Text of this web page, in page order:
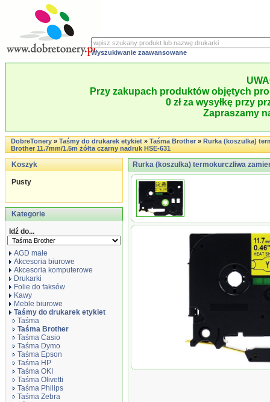
Wyszukiwanie zaawansowane
Przy zakupach produktów objętych
0 zł za wysyłkę przy
Zapraszamy
DobreTonery»Taśmy do drukarek etykiet»Taśma Brother»Rurka (koszulka)
Brother 11.7mm/1.5m żółta czarny nadruk HSE-631
Koszyk
Pusty
Kategorie
Idź do...
AGD małe
Akcesoria biurowe
Akcesoria komputerowe
Drukarki
Folie do faksów
Kawy
Meble biurowe
Taśmy do drukarek etykiet
Taśma
Taśma Brother
Taśma Casio
Taśma Dymo
Taśma Epson
Taśma HP
Taśma OKI
Taśma Olivetti
Taśma Philips
Taśma Zebra
Rurka (koszulka) termokurczliwa
Rurka (koszulka)